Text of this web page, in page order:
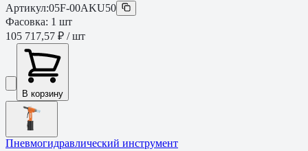
Артикул:05F-00AKU50
Фасовка: 1 шт
105 717,57 ₽ / шт
В корзину
Пневмогидравлический инструмент